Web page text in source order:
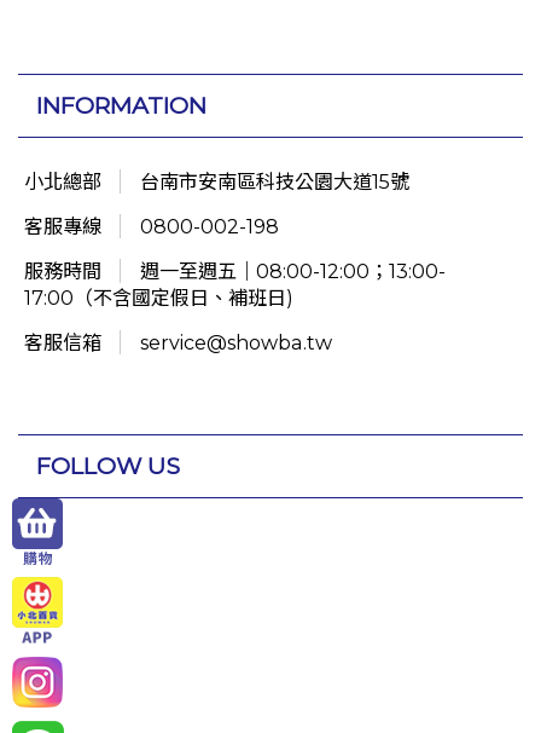
INFORMATION
小北總部
台南市安南區科技公園大道15號
客服專線
0800-002-198
服務時間
週一至週五｜08:00-12:00；13:00-
17:00（不含國定假日、補班日)
客服信箱
service@showba.tw
FOLLOW US